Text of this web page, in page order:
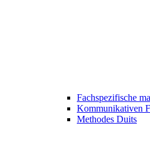
Fachspezifische
Kommunikativen
Methodes Duits